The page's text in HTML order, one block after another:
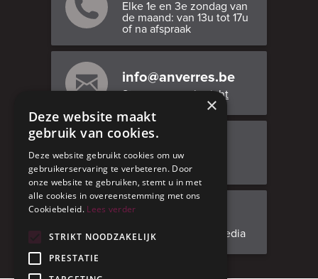
Elke 1e en 3e zondag van
de maand: van 13u tot 17u
of na afspraak
info@anverres.be
Stuur ons een bericht
Adresgegevens
Facebook
Volg ons op social media
×
Deze website maakt
gebruik van cookies.
Deze website gebruikt cookies om uw
gebruikerservaring te verbeteren. Door
onze website te gebruiken, stemt u in met
alle cookies in overeenstemming met ons
Cookiebeleid. Lees verder
STRIKT NOODZAKELIJK
PRESTATIE